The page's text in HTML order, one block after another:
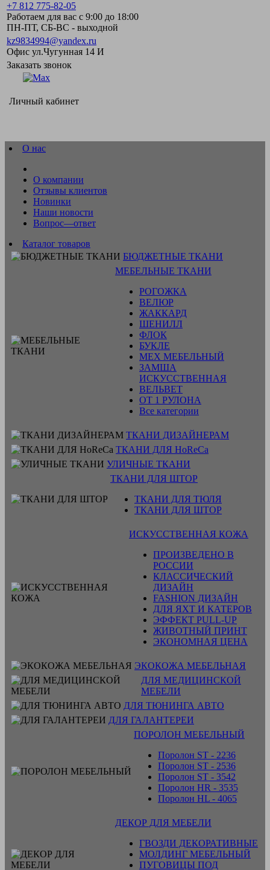
+7 812 775-82-05
Работаем для вас с 9:00 до 18:00
ПН-ПТ, СБ-ВС - выходной
kz9834994@yandex.ru
Офис ул.Чугунная 14 И
Заказать звонок
Личный кабинет
О нас
О компании
Отзывы клиентов
Новинки
Наши новости
Вопрос—ответ
Каталог товаров
БЮДЖЕТНЫЕ ТКАНИ
МЕБЕЛЬНЫЕ ТКАНИ
РОГОЖКА
ВЕЛЮР
ЖАККАРД
ШЕНИЛЛ
ФЛОК
БУКЛЕ
МЕХ МЕБЕЛЬНЫЙ
ЗАМША
ИСКУССТВЕННАЯ
ВЕЛЬВЕТ
ОТ 1 РУЛОНА
Все категории
ТКАНИ ДИЗАЙНЕРАМ
ТКАНИ ДЛЯ HoReCa
УЛИЧНЫЕ ТКАНИ
ТКАНИ ДЛЯ ШТОР
ТКАНИ ДЛЯ ТЮЛЯ
ТКАНИ ДЛЯ ШТОР
ИСКУССТВЕННАЯ КОЖА
ПРОИЗВЕДЕНО В
РОССИИ
КЛАССИЧЕСКИЙ
ДИЗАЙН
FASHION ДИЗАЙН
ДЛЯ ЯХТ И КАТЕРОВ
ЭФФЕКТ PULL-UP
ЖИВОТНЫЙ ПРИНТ
ЭКОНОМНАЯ ЦЕНА
ЭКОКОЖА МЕБЕЛЬНАЯ
ДЛЯ МЕДИЦИНСКОЙ
МЕБЕЛИ
ДЛЯ ТЮНИНГА АВТО
ДЛЯ ГАЛАНТЕРЕИ
ПОРОЛОН МЕБЕЛЬНЫЙ
Поролон ST - 2236
Поролон ST - 2536
Поролон ST - 3542
Поролон HR - 3535
Поролон HL - 4065
ДЕКОР ДЛЯ МЕБЕЛИ
ГВОЗДИ ДЕКОРАТИВНЫЕ
МОЛДИНГ МЕБЕЛЬНЫЙ
ПУГОВИЦЫ ПОД